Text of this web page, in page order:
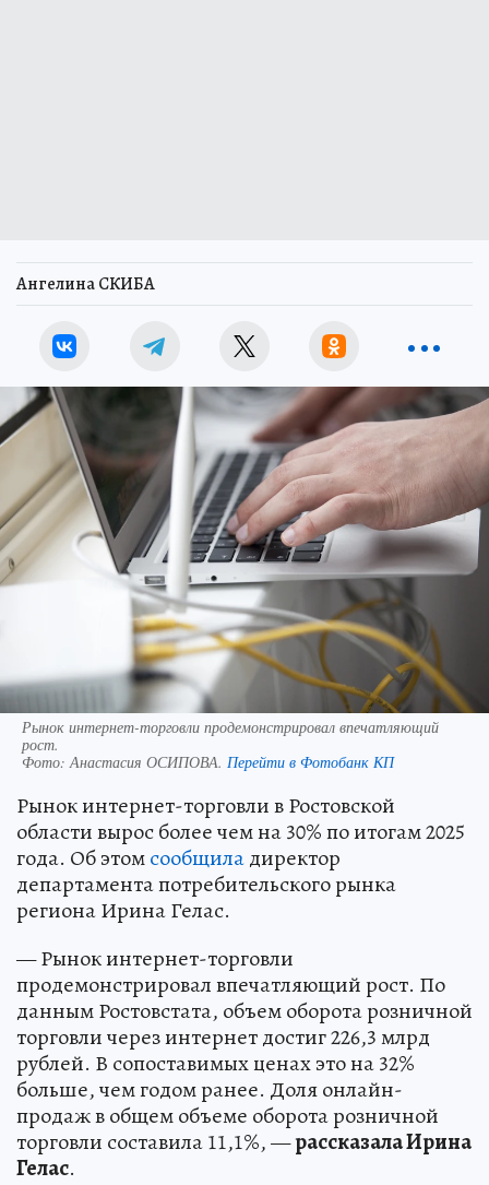
Ангелина СКИБА
Рынок интернет-торговли продемонстрировал впечатляющий
рост.
Фото:Анастасия ОСИПОВА. Перейти в Фотобанк КП
Рынок интернет-торговли в Ростовской
области вырос более чем на 30% по итогам 2025
года. Об этомсообщиладиректор
департамента потребительского рынка
региона Ирина Гелас.
— Рынок интернет-торговли
продемонстрировал впечатляющий рост. По
данным Ростовстата, объем оборота розничной
торговли через интернет достиг 226,3 млрд
рублей. В сопоставимых ценах это на 32%
больше, чем годом ранее. Доля онлайн-
продаж в общем объеме оборота розничной
торговли составила 11,1%, —рассказала Ирина
Гелас.